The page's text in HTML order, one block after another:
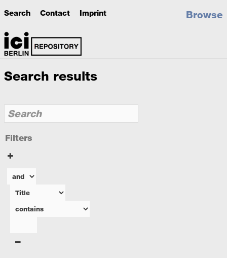
Search Contact Imprint Browse
Search results
Filters